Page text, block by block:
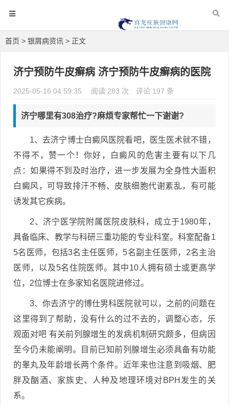
首页 > 银屑病资讯 > 正文
济宁预防牛皮癣病 济宁预防牛皮癣病的医院
2025-05-16 04:59:35 阅读 283 次 评论 197 条
济宁哪里有308治疗?麻烦专家帮忙一下谢谢?
1、去济宁博士白癜风医院看吧，医生医术就不错，
不得不，赞一个！你好，白癜风的危害主要有以下几
点：如果得不到及时治疗，进一步发展为全身性大面积
白癜风，可导致排汗不畅、皮肤细胞代谢紊乱，有可能
诱发其它疾病。
2、济宁医学院附属医院皮肤科，成立于1980年，
具备临床、教学与科研三重功能的专业科室。科室配备1
5名医师，包括3名主任医师，5名副主任医师，2名主治
医师，以及5名住院医师。其中10人拥有硕士或更高学
位，2位博士在多家知名医院进修过。
3、你去济宁的博仕男科医院就可以，之前的问题在
这里得到了帮助，没有什么的过不去的，调整心态，乐
观面对吧 有关前列腺增生的发病机制研究颇多，但病因
至今仍未能阐明。目前已知前列腺增生必须具备有功能
的睾丸及年龄增长两个条件。近年来也注意到吸烟、肥
胖及酗酒、家族史、人种及地理环境对BPH发生的关
系。